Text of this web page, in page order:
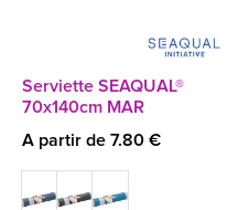
Serviette SEAQUAL®
70x140cm MAR
A partir de 7.80 €